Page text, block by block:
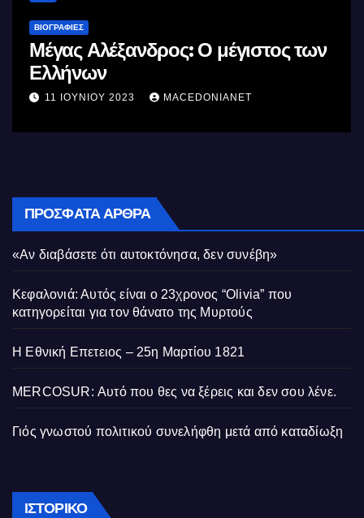
ΒΙΟΓΡΑΦΊΕΣ
Μέγας Αλέξανδρος: Ο μέγιστος των
Ελλήνων
11 ΙΟΥΝΊΟΥ 2023 MACEDONIANET
ΠΡΌΣΦΑΤΑ ΆΡΘΡΑ
«Αν διαβάσετε ότι αυτοκτόνησα, δεν συνέβη»
Κεφαλονιά: Αυτός είναι ο 23χρονος “Olivia” που
κατηγορείται για τον θάνατο της Μυρτούς
Η Εθνική Επετειος – 25η Μαρτίου 1821
MERCOSUR: Αυτό που θες να ξέρεις και δεν σου λένε.
Γιός γνωστού πολιτικού συνελήφθη μετά από καταδίωξη
ΙΣΤΟΡΙΚΌ Ιστορικό